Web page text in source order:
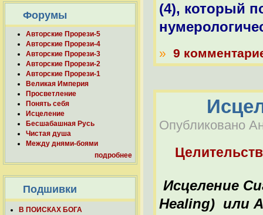
Форумы
Авторские Прорези-5
Авторские Прорези-4
Авторские Прорези-3
Авторские Прорези-2
Авторские Прорези-1
Великая Империя
Просветление
Понять себя
Исцеление
Бесшабашная Русь
Чистая душа
Между днями-боями
подробнее
Подшивки
В ПОИСКАХ БОГА
(4), который
» 9
Опубликовано
Исцеление
Healing) или